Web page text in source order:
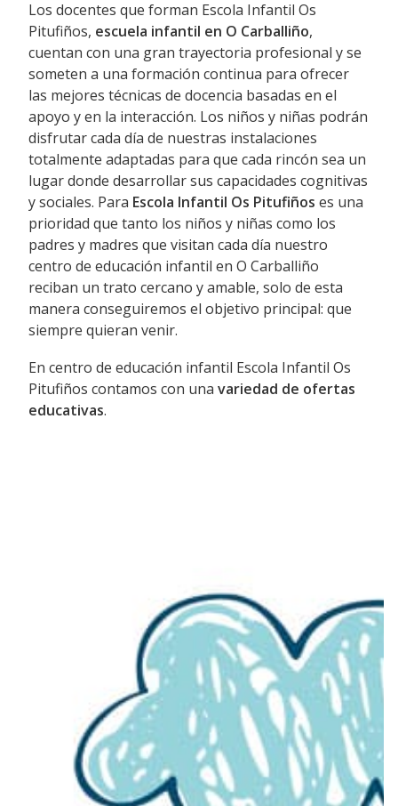
Los docentes que forman Escola Infantil Os
Pitufiños, escuela infantil en O Carballiño,
cuentan con una gran trayectoria profesional y se
someten a una formación continua para ofrecer
las mejores técnicas de docencia basadas en el
apoyo y en la interacción. Los niños y niñas podrán
disfrutar cada día de nuestras instalaciones
totalmente adaptadas para que cada rincón sea un
lugar donde desarrollar sus capacidades cognitivas
y sociales. Para Escola Infantil Os Pitufiños es una
prioridad que tanto los niños y niñas como los
padres y madres que visitan cada día nuestro
centro de educación infantil en O Carballiño
reciban un trato cercano y amable, solo de esta
manera conseguiremos el objetivo principal: que
siempre quieran venir.
En centro de educación infantil Escola Infantil Os
Pitufiños contamos con una variedad de ofertas
educativas.